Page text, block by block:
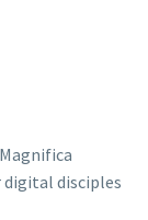
disciples